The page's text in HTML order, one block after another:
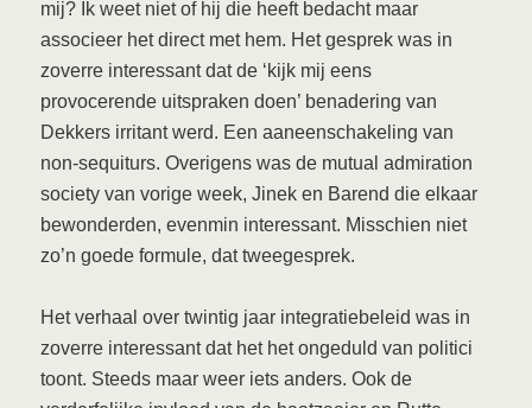
mij? Ik weet niet of hij die heeft bedacht maar
associeer het direct met hem. Het gesprek was in
zoverre interessant dat de ‘kijk mij eens
provocerende uitspraken doen’ benadering van
Dekkers irritant werd. Een aaneenschakeling van
non-sequiturs. Overigens was de mutual admiration
society van vorige week, Jinek en Barend die elkaar
bewonderden, evenmin interessant. Misschien niet
zo’n goede formule, dat tweegesprek.
Het verhaal over twintig jaar integratiebeleid was in
zoverre interessant dat het het ongeduld van politici
toont. Steeds maar weer iets anders. Ook de